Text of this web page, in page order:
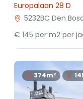
Europalaan 28 D
5232BC Den
€ 145 per m2 per
374m²